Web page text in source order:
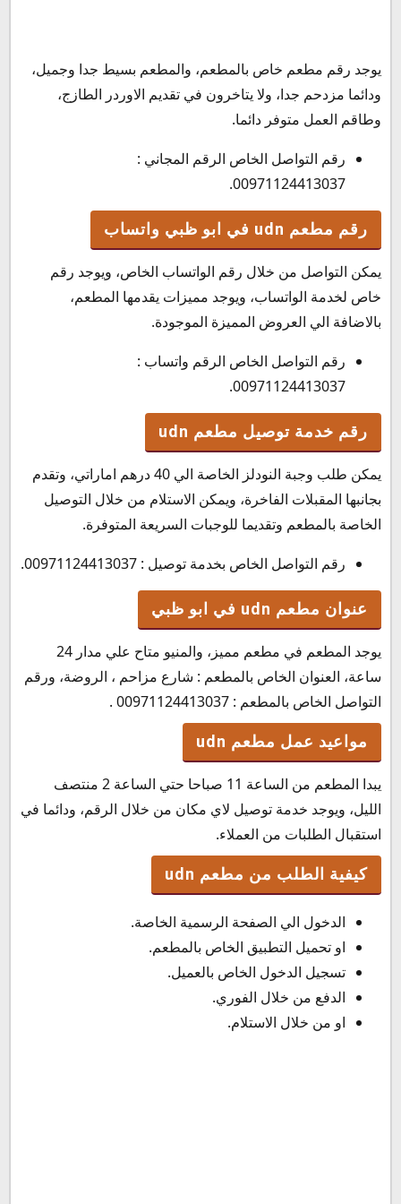
يوجد رقم مطعم خاص بالمطعم، والمطعم بسيط جدا وجميل،
ودائما مزدحم جدا، ولا يتاخرون في تقديم الاوردر الطازج،
وطاقم العمل متوفر دائما.
رقم التواصل الخاص الرقم المجاني :
00971124413037.
رقم مطعم udn في ابو ظبي واتساب
يمكن التواصل من خلال رقم الواتساب الخاص، ويوجد رقم
خاص لخدمة الواتساب، ويوجد مميزات يقدمها المطعم،
بالاضافة الي العروض المميزة الموجودة.
رقم التواصل الخاص الرقم واتساب :
00971124413037.
رقم خدمة توصيل مطعم udn
يمكن طلب وجبة النودلز الخاصة الي 40 درهم اماراتي، وتقدم
بجانبها المقبلات الفاخرة، ويمكن الاستلام من خلال التوصيل
الخاصة بالمطعم وتقديما للوجبات السريعة المتوفرة.
رقم التواصل الخاص بخدمة توصيل : 00971124413037.
عنوان مطعم udn في ابو ظبي
يوجد المطعم في مطعم مميز، والمنيو متاح علي مدار 24
ساعة، العنوان الخاص بالمطعم : شارع مزاحم ، الروضة، ورقم
التواصل الخاص بالمطعم : 00971124413037 .
مواعيد عمل مطعم udn
يبدا المطعم من الساعة 11 صباحا حتي الساعة 2 منتصف
الليل، ويوجد خدمة توصيل لاي مكان من خلال الرقم، ودائما في
استقبال الطلبات من العملاء.
كيفية الطلب من مطعم udn
الدخول الي الصفحة الرسمية الخاصة.
او تحميل التطبيق الخاص بالمطعم.
تسجيل الدخول الخاص بالعميل.
الدفع من خلال الفوري.
او من خلال الاستلام.